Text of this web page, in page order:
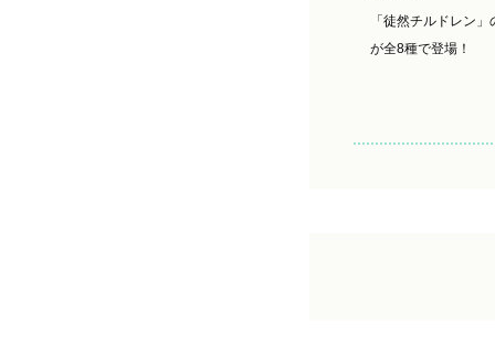
「徒然チルドレン
が全8種で登場！